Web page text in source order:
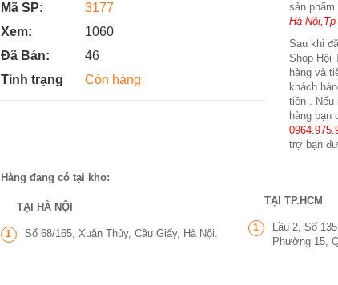
Mã SP:
3177
Xem:
1060
Đã Bán:
46
Tình trạng
Còn hàng
sản
Hà
Sau khi
Shop Hội
hàng và
khách
tiền . Nếu
hàng bạn
trợ bạn
Hàng đang có tại kho:
TẠI HÀ NỘI
1 Số 68/165, Xuân Thủy, Cầu Giấy, Hà Nội.
TẠI TP.HCM
1
Lầu 2, Số
Phường 15,